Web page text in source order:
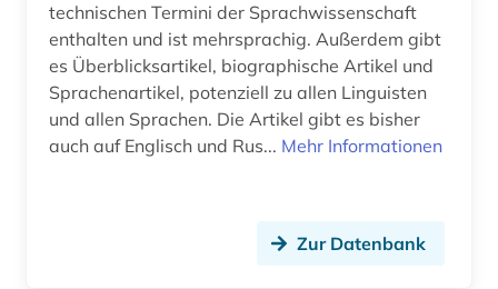
technischen Termini der Sprachwissenschaft
enthalten und ist mehrsprachig. Außerdem gibt
es Überblicksartikel, biographische Artikel und
Sprachenartikel, potenziell zu allen Linguisten
und allen Sprachen. Die Artikel gibt es bisher
auch auf Englisch und Rus... Mehr Informationen
Zur Datenbank